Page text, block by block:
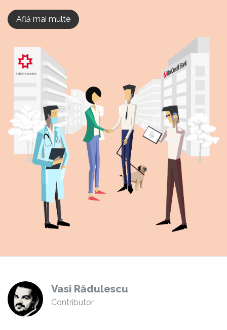
Află mai multe
Vasi Rădulescu
Contributor